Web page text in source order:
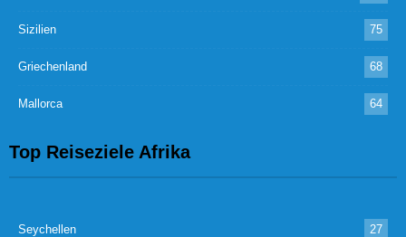
Sizilien 75
Griechenland 68
Mallorca 64
Top Reiseziele Afrika
Seychellen 27